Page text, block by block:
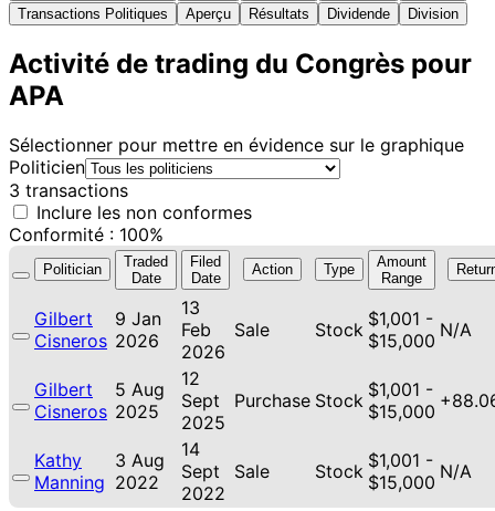
Transactions Politiques
Aperçu Résultats Dividende Division
Activité de trading du Congrès pour
APA
Sélectionner pour mettre en évidence sur le graphique
Politicien
3 transactions
Inclure les non conformes
Conformité : 100%
Politician
Traded
Date
Filed
Date
Action Type
Amount
Range
Gilbert
Cisneros
9 Jan
2026
13
Feb
2026
Sale Stock $1,001 -
$15,000 N/A
Gilbert
Cisneros
5 Aug
2025
12
Sept
2025
Purchase Stock $1,001 -
$15,000
Kathy
Manning
3 Aug
2022
14
Sept
2022
Sale Stock $1,001 -
$15,000 N/A